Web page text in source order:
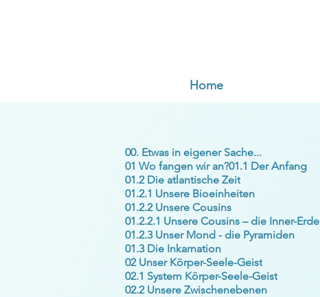
Home
00. Etwas in eigener Sache...
01 Wo fangen wir an?01.1 Der Anfang
01.2 Die atlantische Zeit
01.2.1 Unsere Bioeinheiten
01.2.2 Unsere Cousins
01.2.2.1 Unsere Cousins – die Inner-Erde
01.2.3 Unser Mond - die Pyramiden
01.3 Die Inkarnation
02 Unser Körper-Seele-Geist
02.1 System Körper-Seele-Geist
02.2 Unsere Zwischenebenen